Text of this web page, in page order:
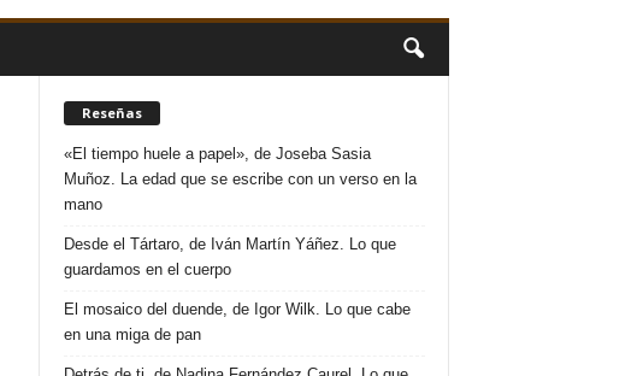
Reseñas
«El tiempo huele a papel», de Joseba Sasia
Muñoz. La edad que se escribe con un verso en la
mano
Desde el Tártaro, de Iván Martín Yáñez. Lo que
guardamos en el cuerpo
El mosaico del duende, de Igor Wilk. Lo que cabe
en una miga de pan